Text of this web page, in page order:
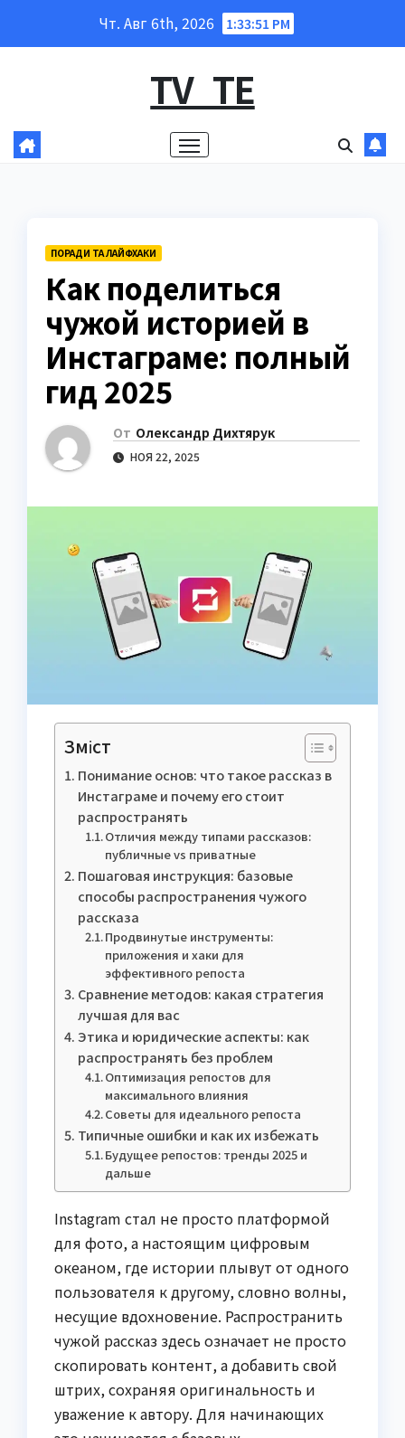
Чт. Авг 6th, 2026 1:33:52 PM
TV_TE
ПОРАДИ ТА ЛАЙФХАКИ
Как поделиться
чужой историей в
Инстаграме: полный
гид 2025
От Олександр Дихтярук
НОЯ 22, 2025
Зміст
Понимание основ: что такое рассказ в
Инстаграме и почему его стоит
распространять
Отличия между типами рассказов:
публичные vs приватные
Пошаговая инструкция: базовые
способы распространения чужого
рассказа
Продвинутые инструменты:
приложения и хаки для
эффективного репоста
Сравнение методов: какая стратегия
лучшая для вас
Этика и юридические аспекты: как
распространять без проблем
Оптимизация репостов для
максимального влияния
Советы для идеального репоста
Типичные ошибки и как их избежать
Будущее репостов: тренды 2025 и
дальше
Instagram стал не просто платформой
для фото, а настоящим цифровым
океаном, где истории плывут от одного
пользователя к другому, словно волны,
несущие вдохновение. Распространить
чужой рассказ здесь означает не просто
скопировать контент, а добавить свой
штрих, сохраняя оригинальность и
уважение к автору. Для начинающих